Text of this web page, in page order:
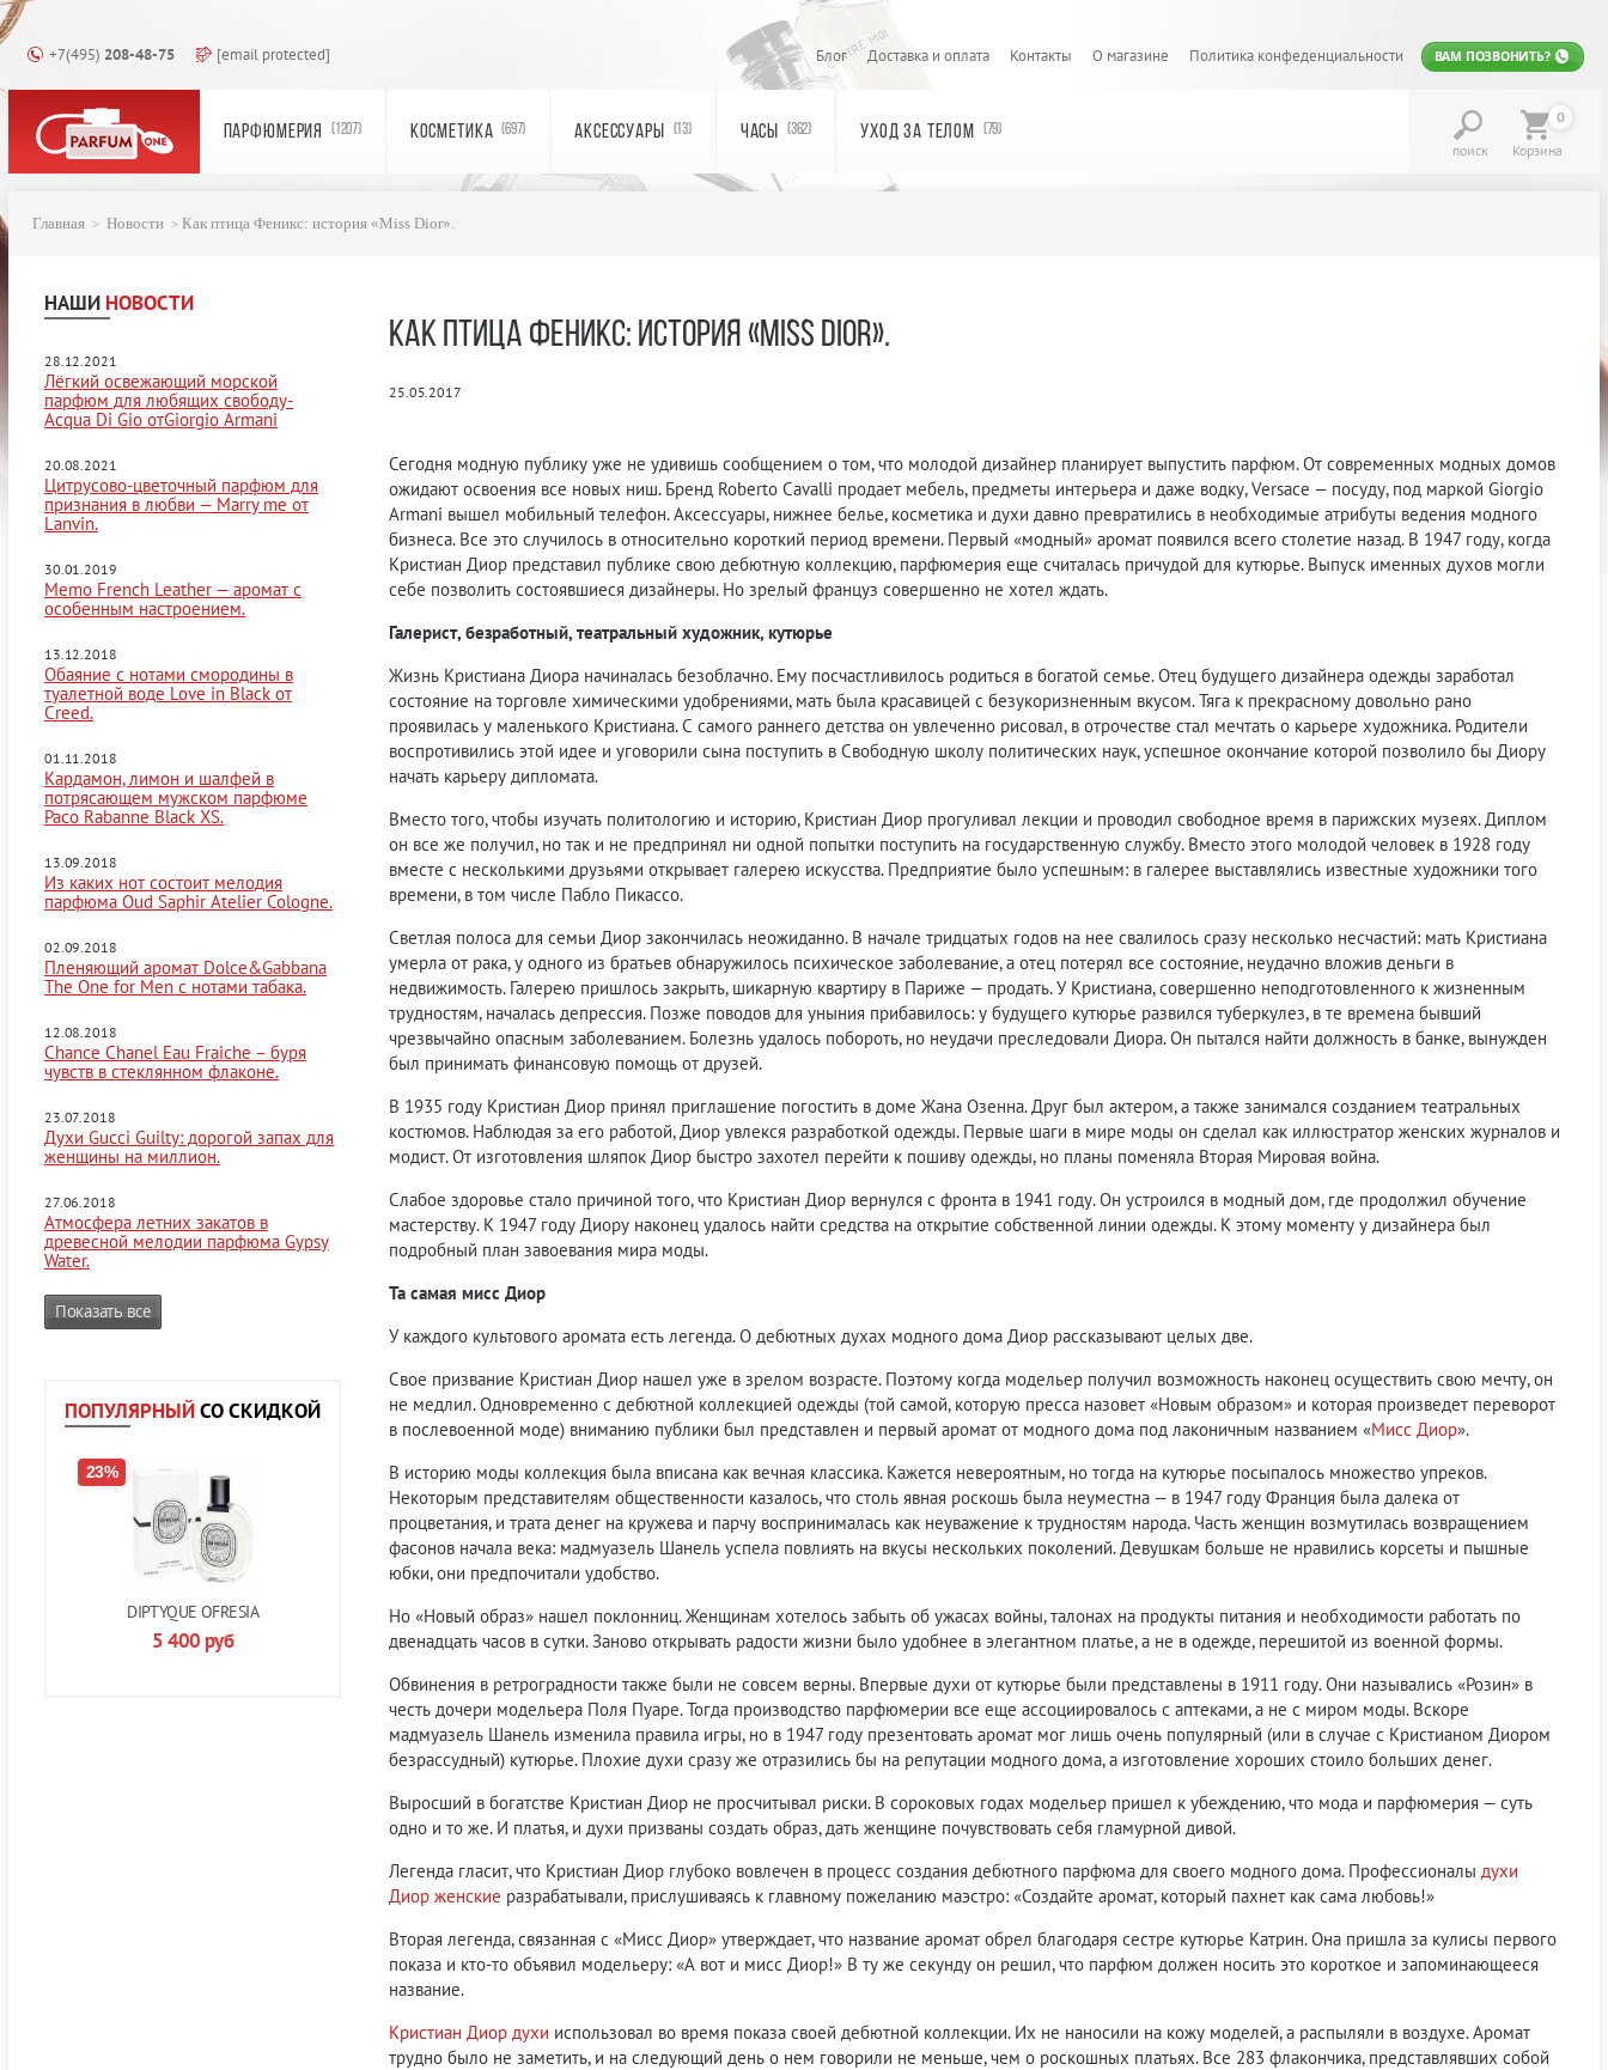
+7(495) 208-48-75 [email protected] Блог Доставка и оплата Контакты О магазине Политика конфеденциальности ВАМ ПОЗВОНИТЬ?
ПАРФЮМЕРИЯ (1207) КОСМЕТИКА (697) АКСЕССУАРЫ (13) ЧАСЫ (362) УХОД ЗА ТЕЛОМ (79)
поиск
0
Корзина
Главная Новости Как птица Феникс: история «Miss Dior».
НАШИ НОВОСТИ
28.12.2021
Лёгкий освежающий морской
парфюм для любящих свободу-
Acqua Di Gio отGiorgio Armani
20.08.2021
Цитрусово-цветочный парфюм для
признания в любви — Marry me от
Lanvin.
30.01.2019
Memo French Leather — аромат с
особенным настроением.
13.12.2018
Обаяние c нотами смородины в
туалетной воде Love in Black от
Creed.
01.11.2018
Кардамон, лимон и шалфей в
потрясающем мужском парфюме
Paco Rabanne Black XS.
13.09.2018
Из каких нот состоит мелодия
парфюма Oud Saphir Atelier Cologne.
02.09.2018
Пленяющий аромат Dolce&Gabbana
The One for Men с нотами табака.
12.08.2018
Chance Chanel Eau Fraiche – буря
чувств в стеклянном флаконе.
23.07.2018
Духи Gucci Guilty: дорогой запах для
женщины на миллион.
27.06.2018
Атмосфера летних закатов в
древесной мелодии парфюма Gypsy
Water.
Показать все
ПОПУЛЯРНЫЙСО СКИДКОЙ
DIPTYQUE OFRESIA
5 400 руб
23%
КАК ПТИЦА ФЕНИКС: ИСТОРИЯ «MISS DIOR».
25.05.2017
Сегодня модную публику уже не удивишь сообщением о том, что молодой дизайнер планирует выпустить парфюм. От современных модных домов
ожидают освоения все новых ниш. Бренд Roberto Cavalli продает мебель, предметы интерьера и даже водку, Versace — посуду, под маркой Giorgio
Armani вышел мобильный телефон. Аксессуары, нижнее белье, косметика и духи давно превратились в необходимые атрибуты ведения модного
бизнеса. Все это случилось в относительно короткий период времени. Первый «модный» аромат появился всего столетие назад. В 1947 году, когда
Кристиан Диор представил публике свою дебютную коллекцию, парфюмерия еще считалась причудой для кутюрье. Выпуск именных духов могли
себе позволить состоявшиеся дизайнеры. Но зрелый француз совершенно не хотел ждать.
Галерист, безработный, театральный художник, кутюрье
Жизнь Кристиана Диора начиналась безоблачно. Ему посчастливилось родиться в богатой семье. Отец будущего дизайнера одежды заработал
состояние на торговле химическими удобрениями, мать была красавицей с безукоризненным вкусом. Тяга к прекрасному довольно рано
проявилась у маленького Кристиана. С самого раннего детства он увлеченно рисовал, в отрочестве стал мечтать о карьере художника. Родители
воспротивились этой идее и уговорили сына поступить в Свободную школу политических наук, успешное окончание которой позволило бы Диору
начать карьеру дипломата.
Вместо того, чтобы изучать политологию и историю, Кристиан Диор прогуливал лекции и проводил свободное время в парижских музеях. Диплом
он все же получил, но так и не предпринял ни одной попытки поступить на государственную службу. Вместо этого молодой человек в 1928 году
вместе с несколькими друзьями открывает галерею искусства. Предприятие было успешным: в галерее выставлялись известные художники того
времени, в том числе Пабло Пикассо.
Светлая полоса для семьи Диор закончилась неожиданно. В начале тридцатых годов на нее свалилось сразу несколько несчастий: мать Кристиана
умерла от рака, у одного из братьев обнаружилось психическое заболевание, а отец потерял все состояние, неудачно вложив деньги в
недвижимость. Галерею пришлось закрыть, шикарную квартиру в Париже — продать. У Кристиана, совершенно неподготовленного к жизненным
трудностям, началась депрессия. Позже поводов для уныния прибавилось: у будущего кутюрье развился туберкулез, в те времена бывший
чрезвычайно опасным заболеванием. Болезнь удалось побороть, но неудачи преследовали Диора. Он пытался найти должность в банке, вынужден
был принимать финансовую помощь от друзей.
В 1935 году Кристиан Диор принял приглашение погостить в доме Жана Озенна. Друг был актером, а также занимался созданием театральных
костюмов. Наблюдая за его работой, Диор увлекся разработкой одежды. Первые шаги в мире моды он сделал как иллюстратор женских журналов и
модист. От изготовления шляпок Диор быстро захотел перейти к пошиву одежды, но планы поменяла Вторая Мировая война.
Слабое здоровье стало причиной того, что Кристиан Диор вернулся с фронта в 1941 году. Он устроился в модный дом, где продолжил обучение
мастерству. К 1947 году Диору наконец удалось найти средства на открытие собственной линии одежды. К этому моменту у дизайнера был
подробный план завоевания мира моды.
Та самая мисс Диор
У каждого культового аромата есть легенда. О дебютных духах модного дома Диор рассказывают целых две.
Свое призвание Кристиан Диор нашел уже в зрелом возрасте. Поэтому когда модельер получил возможность наконец осуществить свою мечту, он
не медлил. Одновременно с дебютной коллекцией одежды (той самой, которую пресса назовет «Новым образом» и которая произведет переворот
в послевоенной моде) вниманию публики был представлен и первый аромат от модного дома под лаконичным названием «Мисс Диор».
В историю моды коллекция была вписана как вечная классика. Кажется невероятным, но тогда на кутюрье посыпалось множество упреков.
Некоторым представителям общественности казалось, что столь явная роскошь была неуместна — в 1947 году Франция была далека от
процветания, и трата денег на кружева и парчу воспринималась как неуважение к трудностям народа. Часть женщин возмутилась возвращением
фасонов начала века: мадмуазель Шанель успела повлиять на вкусы нескольких поколений. Девушкам больше не нравились корсеты и пышные
юбки, они предпочитали удобство.
Но «Новый образ» нашел поклонниц. Женщинам хотелось забыть об ужасах войны, талонах на продукты питания и необходимости работать по
двенадцать часов в сутки. Заново открывать радости жизни было удобнее в элегантном платье, а не в одежде, перешитой из военной формы.
Обвинения в ретроградности также были не совсем верны. Впервые духи от кутюрье были представлены в 1911 году. Они назывались «Розин» в
честь дочери модельера Поля Пуаре. Тогда производство парфюмерии все еще ассоциировалось с аптеками, а не с миром моды. Вскоре
мадмуазель Шанель изменила правила игры, но в 1947 году презентовать аромат мог лишь очень популярный (или в случае с Кристианом Диором
безрассудный) кутюрье. Плохие духи сразу же отразились бы на репутации модного дома, а изготовление хороших стоило больших денег.
Выросший в богатстве Кристиан Диор не просчитывал риски. В сороковых годах модельер пришел к убеждению, что мода и парфюмерия — суть
одно и то же. И платья, и духи призваны создать образ, дать женщине почувствовать себя гламурной дивой.
Легенда гласит, что Кристиан Диор глубоко вовлечен в процесс создания дебютного парфюма для своего модного дома. Профессионалыдухи
Диор женские разрабатывали, прислушиваясь к главному пожеланию маэстро: «Создайте аромат, который пахнет как сама любовь!»
Вторая легенда, связанная с «Мисс Диор» утверждает, что название аромат обрел благодаря сестре кутюрье Катрин. Она пришла за кулисы первого
показа и кто-то объявил модельеру: «А вот и мисс Диор!» В ту же секунду он решил, что парфюм должен носить это короткое и запоминающееся
название.
Кристиан Диор духи использовал во время показа своей дебютной коллекции. Их не наносили на кожу моделей, а распыляли в воздухе. Аромат
трудно было не заметить, и на следующий день о нем говорили не меньше, чем о роскошных платьях. Все 283 флакончика, представлявших собой